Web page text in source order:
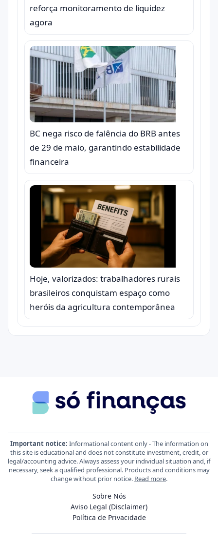
reforça monitoramento de liquidez
agora
BC nega risco de falência do BRB antes
de 29 de maio, garantindo estabilidade
financeira
Hoje, valorizados: trabalhadores rurais
brasileiros conquistam espaço como
heróis da agricultura contemporânea
Important notice: Informational content only - The information on
this site is educational and does not constitute investment, credit, or
legal/accounting advice. Always assess your individual situation and, if
necessary, seek a qualified professional. Products and conditions may
change without prior notice. Read more.
Sobre Nós
Aviso Legal (Disclaimer)
Política de Privacidade